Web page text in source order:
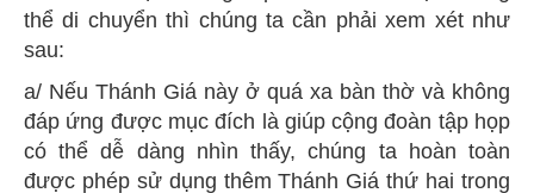
thể di chuyển thì chúng ta cần phải xem xét như
sau:
a/ Nếu Thánh Giá này ở quá xa bàn thờ và không
đáp ứng được mục đích là giúp cộng đoàn tập họp
có thể dễ dàng nhìn thấy, chúng ta hoàn toàn
được phép sử dụng thêm Thánh Giá thứ hai trong